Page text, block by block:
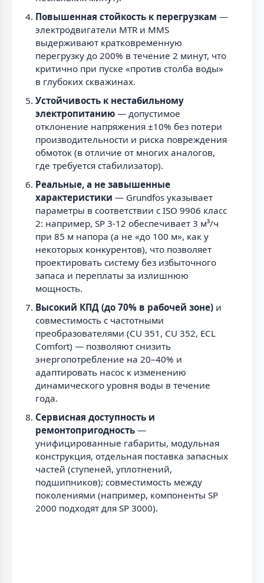
Повышенная стойкость к перегрузкам —
электродвигатели MTR и MMS
выдерживают кратковременную
перегрузку до 200% в течение 2 минут, что
критично при пуске «против столба воды»
в глубоких скважинах.
Устойчивость к нестабильному
электропитанию — допустимое
отклонение напряжения ±10% без потери
производительности и риска повреждения
обмоток (в отличие от многих аналогов,
где требуется стабилизатор).
Реальные, а не завышенные
характеристики — Grundfos указывает
параметры в соответствии с ISO 9906 класс
2: например, SP 3-12 обеспечивает 3 м³/ч
при 85 м напора (а не «до 100 м», как у
некоторых конкурентов), что позволяет
проектировать систему без избыточного
запаса и переплаты за излишнюю
мощность.
Высокий КПД (до 70% в рабочей зоне) и
совместимость с частотными
преобразователями (CU 351, CU 352, ECL
Comfort) — позволяют снизить
энергопотребление на 20–40% и
адаптировать насос к изменению
динамического уровня воды в течение
года.
Сервисная доступность и
ремонтопригодность —
унифицированные габариты, модульная
конструкция, отдельная поставка запасных
частей (ступеней, уплотнений,
подшипников); совместимость между
поколениями (например, компоненты SP
2000 подходят для SP 3000).